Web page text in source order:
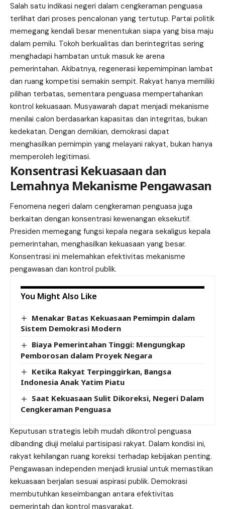
Salah satu indikasi negeri dalam cengkeraman penguasa
terlihat dari proses pencalonan yang tertutup. Partai politik
memegang kendali besar menentukan siapa yang bisa maju
dalam pemilu. Tokoh berkualitas dan berintegritas sering
menghadapi hambatan untuk masuk ke arena
pemerintahan. Akibatnya, regenerasi kepemimpinan lambat
dan ruang kompetisi semakin sempit. Rakyat hanya memiliki
pilihan terbatas, sementara penguasa mempertahankan
kontrol kekuasaan. Musyawarah dapat menjadi mekanisme
menilai calon berdasarkan kapasitas dan integritas, bukan
kedekatan. Dengan demikian, demokrasi dapat
menghasilkan pemimpin yang melayani rakyat, bukan hanya
memperoleh legitimasi.
Konsentrasi Kekuasaan dan
Lemahnya Mekanisme Pengawasan
Fenomena negeri dalam cengkeraman penguasa juga
berkaitan dengan konsentrasi kewenangan eksekutif.
Presiden memegang fungsi kepala negara sekaligus kepala
pemerintahan, menghasilkan kekuasaan yang besar.
Konsentrasi ini melemahkan efektivitas mekanisme
pengawasan dan kontrol publik.
You Might Also Like
Menakar Batas Kekuasaan Pemimpin dalam
Sistem Demokrasi Modern
Biaya Pemerintahan Tinggi: Mengungkap
Pemborosan dalam Proyek Negara
Ketika Rakyat Terpinggirkan, Bangsa
Indonesia Anak Yatim Piatu
Saat Kekuasaan Sulit Dikoreksi, Negeri Dalam
Cengkeraman Penguasa
Keputusan strategis lebih mudah dikontrol penguasa
dibanding diuji melalui partisipasi rakyat. Dalam kondisi ini,
rakyat kehilangan ruang koreksi terhadap kebijakan penting.
Pengawasan independen menjadi krusial untuk memastikan
kekuasaan berjalan sesuai aspirasi publik. Demokrasi
membutuhkan keseimbangan antara efektivitas
pemerintah dan kontrol masyarakat.